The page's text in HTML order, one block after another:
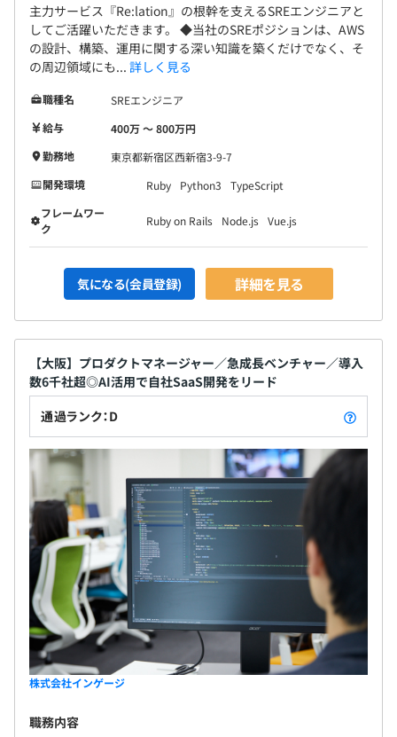
主力サービス『Re:lation』の根幹を支えるSREエンジニアと
してご活躍いただきます。 ◆当社のSREポジションは、AWS
の設計、構築、運用に関する深い知識を築くだけでなく、そ
の周辺領域にも... 詳しく見る
職種名
SREエンジニア
給与
400万 〜 800万円
勤務地
東京都新宿区西新宿3-9-7
開発環境
Ruby Python3
TypeScript
フレームワー
ク
Ruby on Rails Node.js Vue.js
気になる(会員登録) 詳細を見る
【大阪】プロダクトマネージャー／急成長ベンチャー／導入
数6千社超◎AI活用で自社SaaS開発をリード
通過ランク：D
株式会社インゲージ
職務内容